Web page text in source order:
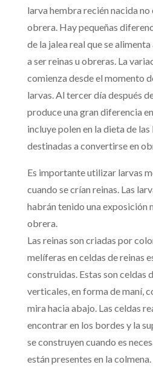
larva hembra recién nacida no
obrera. Hay pequeñas
de la jalea real que se
a ser reinas u obreras. La
comienza desde el momento
larvas. Al tercer día después
produce una gran diferencia
incluye polen en la dieta de
destinadas a convertirse en
Es importante utilizar larvas
cuando se crían reinas. Las
habrán tenido una exposición
obrera.
Las reinas son criadas por
melíferas en celdas de reinas
construidas. Estas son celdas
verticales, en forma de maní,
mira hacia abajo. Las celdas
encontrar en los bordes y la
se construyen cuando es
están presentes en la colmena.